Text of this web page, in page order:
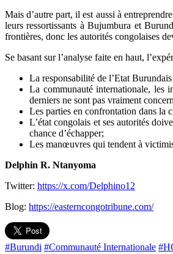
Mais d’autre part, il est aussi à
leurs ressortissants à Bujumbura et
frontières, donc les autorités congolaises
Se basant sur l’analyse faite en haut,
La responsabilité de l’Etat
La communauté internationale, les
derniers ne sont pas vraiment
Les parties en confrontation dans la
L’état congolais et ses autorités
chance d’échapper;
Les manœuvres qui tendent à
Delphin R. Ntanyoma
Twitter: https://x.com/Delphino12
Blog: https://easterncongotribune.com/
#Burundi #Communauté Internationale